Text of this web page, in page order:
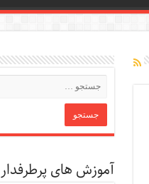
آموزش های پرطرفدار